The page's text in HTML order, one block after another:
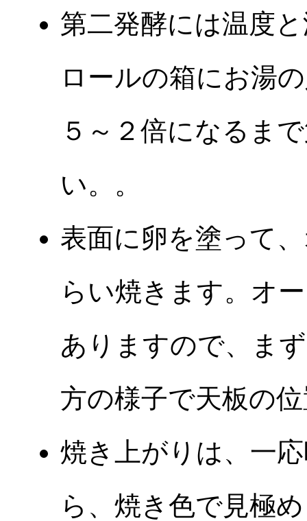
第二発酵には温度
ロールの箱にお湯
５～２倍になるま
い。。
表面に卵を塗って
らい焼きます。オ
ありますので、ま
方の様子で天板の
焼き上がりは、一
ら、焼き色で見極